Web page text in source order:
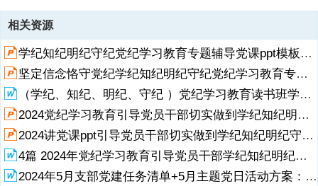
资源描述
1、始终坚持严的基调全面加强纪律建设,学纪 知纪 明纪 守纪,温馨提
示：1、文档中所有的文字都可以修改，更改字体、颜色、大小等。2、
文档中如有汇报人和日期的，请修改3、如有演讲稿的，稿件在尾页处
（请复制出来另行编辑）,党纪学习教育/纪检监察/反腐/廉政/课件/会议/
总结/报告等内容,汇报人/主讲人,习近平总书记在二十届中央纪委三次全
会上发表重要讲话强调，,“以学习贯彻新修订的纪律处分条例为契机，
在全党开展一次集中性纪律教育”。,2023年12月，中共中央印发了新修
订的中国共产党纪律处分条例（以下简称条例），着眼解决大党独有难
题、健全全面从严治党体系，与时俱进完善纪律规范，为以中国式现代
化全面推进强
展开阅读全文
相关资源
学纪知纪明纪守纪党纪学习教育专题辅导党课ppt模板「带完整内容」党支部团支部党员干部学习党课课件.pptx
坚定信念恪守党纪学纪知纪明纪守纪党纪学习教育专题党课ppt模板【含完整内容】讲党课ppt模板下载.pptx
（学纪、知纪、明纪、守纪 ）党纪学习教育读书班学习《中国共产党纪律处分条例》研讨发言提纲.doc
2024党纪学习教育引导党员干部切实做到学纪知纪明纪守纪党课ppt模板【含完整内容】党支部党课ppt模板下载.pptx
2024讲党课ppt引导党员干部切实做到学纪知纪明纪守纪党课ppt模板「带完整内容」党员干部学习党课课件.pptx
4篇 2024年党纪学习教育引导党员干部学纪知纪明纪守纪心得体会发言稿.doc
2024年5月支部党建任务清单+5月主题党日活动方案：以学纪知纪明纪守纪为主题2篇 .doc